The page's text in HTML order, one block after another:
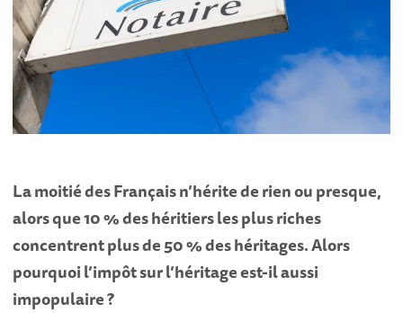
La moitié des Français n’hérite de rien ou presque,
alors que 10 % des héritiers les plus riches
concentrent plus de 50 % des héritages. Alors
pourquoi l’impôt sur l’héritage est-il aussi
impopulaire ?